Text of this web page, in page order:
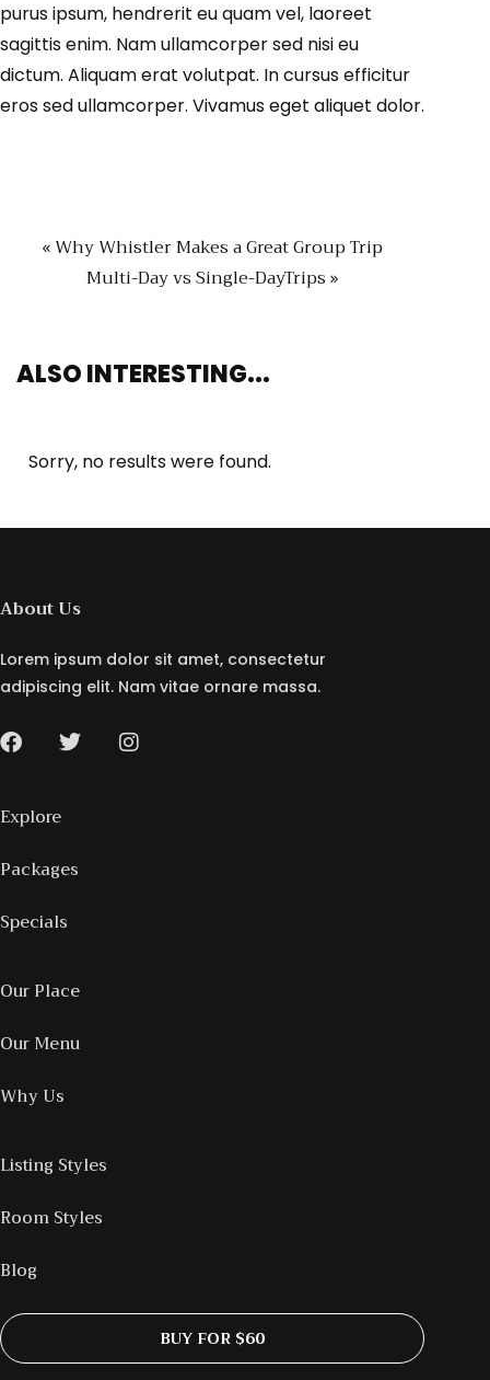
purus ipsum, hendrerit eu quam vel, laoreet
sagittis enim. Nam ullamcorper sed nisi eu
dictum. Aliquam erat volutpat. In cursus efficitur
eros sed ullamcorper. Vivamus eget aliquet dolor.
« Why Whistler Makes a Great Group Trip
Multi-Day vs Single-DayTrips »
ALSOINTERESTING...
Sorry, no results were found.
About Us
Lorem ipsum dolor sit amet, consectetur
adipiscing elit. Nam vitae ornare massa.
Explore
Packages
Specials
Our Place
Our Menu
Why Us
Listing Styles
Room Styles
Blog
BUY FOR $60